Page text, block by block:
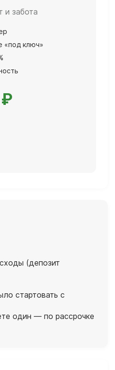
и забота
«под ключ»
(депозит
стартовать с
один — по рассрочке